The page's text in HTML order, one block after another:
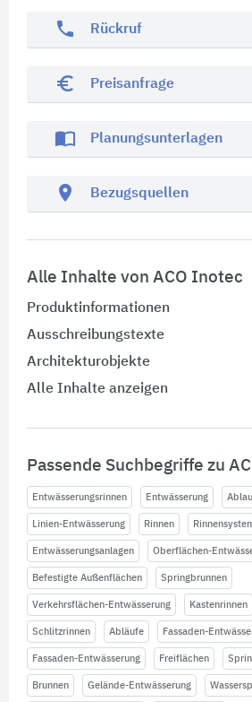
phone Rückruf
euro_symbol Preisanfrage
import_contacts Planungsunterlagen
location_on Bezugsquellen
Alle Inhalte von ACO Inotec
Produktinformationen
Ausschreibungstexte
Architekturobjekte
Alle Inhalte anzeigen
Passende Suchbegriffe zu
Entwässerungsrinnen Entwässerung
Linien-Entwässerung Rinnen
Entwässerungsanlagen Oberflächen-
Befestigte Außenflächen Springbrunnen
Verkehrsflächen-Entwässerung Kastenrinnen
Schlitzrinnen Abläufe Fassaden-
Fassaden-Entwässerung Freiflächen
Brunnen Gelände-Entwässerung